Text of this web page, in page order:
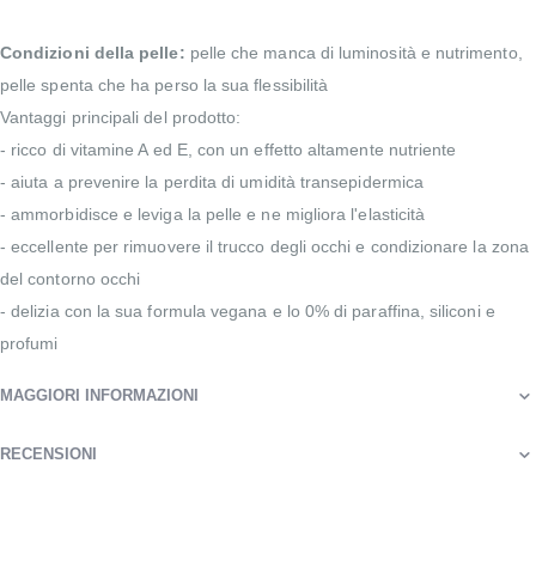
Condizioni della pelle: pelle che manca di luminosità e nutrimento,
pelle spenta che ha perso la sua flessibilità
Vantaggi principali del prodotto:
- ricco di vitamine A ed E, con un effetto altamente nutriente
- aiuta a prevenire la perdita di umidità transepidermica
- ammorbidisce e leviga la pelle e ne migliora l'elasticità
- eccellente per rimuovere il trucco degli occhi e condizionare la zona
del contorno occhi
- delizia con la sua formula vegana e lo 0% di paraffina, siliconi e
profumi
MAGGIORI INFORMAZIONI
RECENSIONI